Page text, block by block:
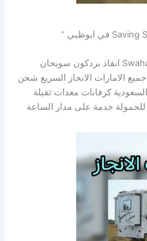
” Swahan Car Recovere bardkwn انقاذ بردكون سويحان
جميع الامارات الانجاز السريع شحن
كرفانات معدات ثقيلة
خدمة على مدار الساعة